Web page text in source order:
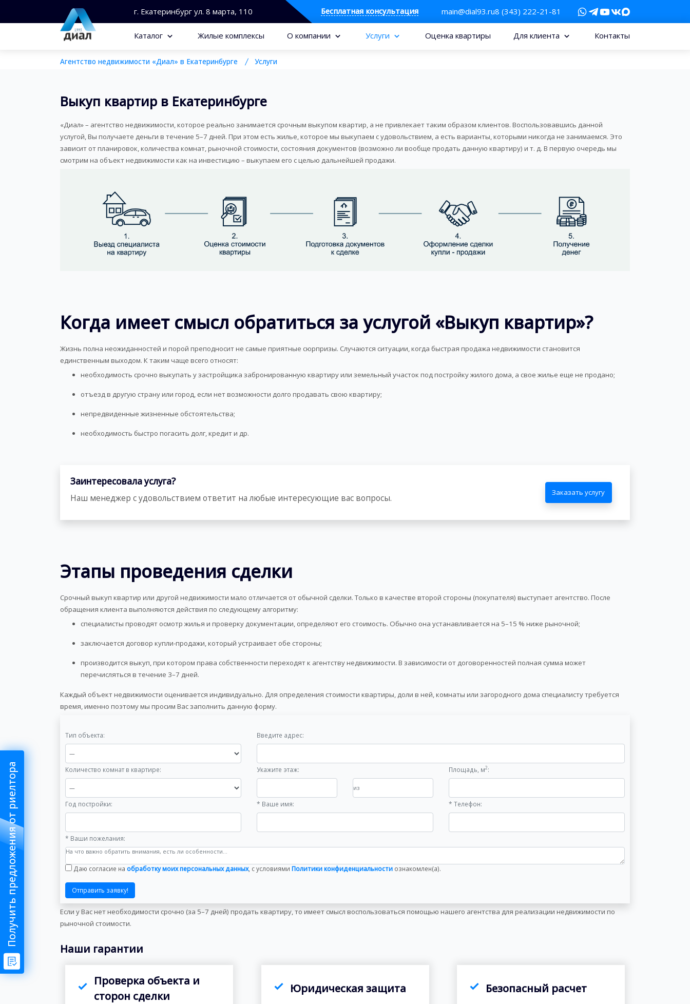
г. Екатеринбург ул. 8 марта, 110 Бесплатная консультация main@dial93.ru8 (343) 222-21-81
Каталог Жилые комплексы О компании Услуги Оценка квартиры Для клиента Контакты
Агентство недвижимости «Диал» в Екатеринбурге Услуги
Выкуп квартир в Екатеринбурге
«Диал» – агентство недвижимости, которое реально занимается срочным выкупом квартир, а не привлекает таким образом клиентов. Воспользовавшись данной
услугой, Вы получаете деньги в течение 5–7 дней. При этом есть жилье, которое мы выкупаем с удовольствием, а есть варианты, которыми никогда не занимаемся. Это
зависит от планировок, количества комнат, рыночной стоимости, состояния документов (возможно ли вообще продать данную квартиру) и т. д. В первую очередь мы
смотрим на объект недвижимости как на инвестицию – выкупаем его с целью дальнейшей продажи.
Когда имеет смысл обратиться за услугой «Выкуп квартир»?
Жизнь полна неожиданностей и порой преподносит не самые приятные сюрпризы. Случаются ситуации, когда быстрая продажа недвижимости становится
единственным выходом. К таким чаще всего относят:
необходимость срочно выкупать у застройщика забронированную квартиру или земельный участок под постройку жилого дома, а свое жилье еще не продано;
отъезд в другую страну или город, если нет возможности долго продавать свою квартиру;
непредвиденные жизненные обстоятельства;
необходимость быстро погасить долг, кредит и др.
Заинтересовала услуга?
Наш менеджер с удовольствием ответит на любые интересующие вас вопросы. Заказать услугу
Этапы проведения сделки
Срочный выкуп квартир или другой недвижимости мало отличается от обычной сделки. Только в качестве второй стороны (покупателя) выступает агентство. После
обращения клиента выполняются действия по следующему алгоритму:
специалисты проводят осмотр жилья и проверку документации, определяют его стоимость. Обычно она устанавливается на 5–15 % ниже рыночной;
заключается договор купли-продажи, который устраивает обе стороны;
производится выкуп, при котором права собственности переходят к агентству недвижимости. В зависимости от договоренностей полная сумма может
перечисляться в течение 3–7 дней.
Каждый объект недвижимости оценивается индивидуально. Для определения стоимости квартиры, доли в ней, комнаты или загородного дома специалисту требуется
время, именно поэтому мы просим Вас заполнить данную форму.
Тип объекта: Введите адрес:
Количество комнат в квартире: Укажите этаж: Площадь, м2:
Год постройки: * Ваше имя: * Телефон:
* Ваши пожелания:
Даю cогласие на обработку моих персональных данных, с условиями Политики конфиденциальности ознакомлен(a).
Отправить заявку!
Если у Вас нет необходимости срочно (за 5–7 дней) продать квартиру, то имеет смысл воспользоваться помощью нашего агентства для реализации недвижимости по
рыночной стоимости.
Наши гарантии
Проверка объекта и
сторон сделки
Юридическая защита Безопасный расчет
Получить предложения от риелтора